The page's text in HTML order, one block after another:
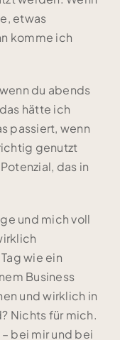
etwas
komme ich
du abends
hätte ich
passiert, wenn
genutzt
das in
und mich voll
wie ein
Business
und wirklich in
Nichts für mich.
bei mir und bei